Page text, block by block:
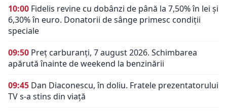
10:00 Fidelis revine cu dobânzi de până la 7,50% în lei și
6,30% în euro. Donatorii de sânge primesc condiții
speciale
09:50 Preț carburanți, 7 august 2026. Schimbarea
apărută înainte de weekend la benzinării
09:45 Dan Diaconescu, în doliu. Fratele prezentatorului
TV s-a stins din viață